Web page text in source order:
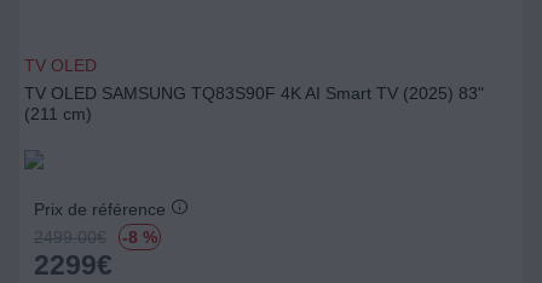
TV OLED
TV OLED SAMSUNG TQ83S90F 4K AI Smart TV (2025) 83"
(211 cm)
Prix de référence
2499.00€ -8 %
2299€